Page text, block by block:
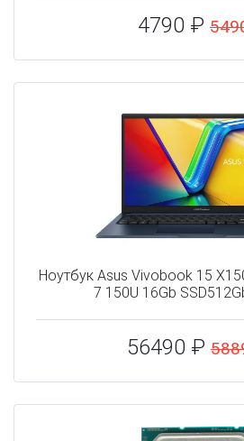
4790 ₽
Ноутбук Asus Vivobook 15
7 150U 16Gb
56490 ₽